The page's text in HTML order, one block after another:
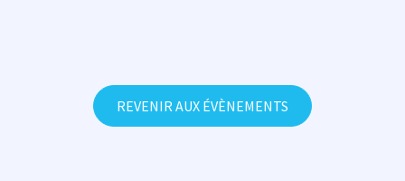
REVENIR AUX ÉVÈNEMENTS